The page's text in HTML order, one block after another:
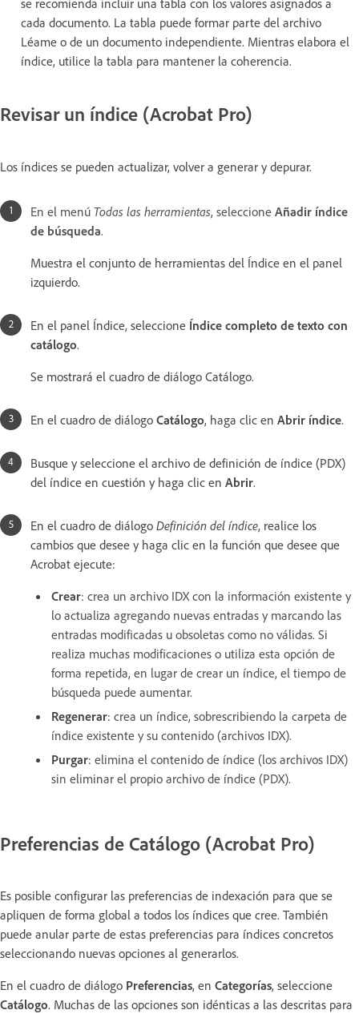
cada documento. La tabla puede formar parte del archivo
Léame o de un documento independiente. Mientras elabora el
índice, utilice la tabla para mantener la coherencia.
Revisar un índice (Acrobat Pro)
Los índices se pueden actualizar, volver a generar y depurar.
En el menú Todas las herramientas, seleccione Añadir índice
de búsqueda.
Muestra el conjunto de herramientas del Índice en el panel
izquierdo.
En el panel Índice, seleccione Índice completo de texto con
catálogo.
Se mostrará el cuadro de diálogo Catálogo.
En el cuadro de diálogo Catálogo, haga clic en Abrir índice.
Busque y seleccione el archivo de definición de índice (PDX)
del índice en cuestión y haga clic en Abrir.
En el cuadro de diálogo Definición del índice, realice los
cambios que desee y haga clic en la función que desee que
Acrobat ejecute:
Crear: crea un archivo IDX con la información existente y
lo actualiza agregando nuevas entradas y marcando las
entradas modificadas u obsoletas como no válidas. Si
realiza muchas modificaciones o utiliza esta opción de
forma repetida, en lugar de crear un índice, el tiempo de
búsqueda puede aumentar.
Regenerar: crea un índice, sobrescribiendo la carpeta de
índice existente y su contenido (archivos IDX).
Purgar: elimina el contenido de índice (los archivos IDX)
sin eliminar el propio archivo de índice (PDX).
Preferencias de Catálogo (Acrobat Pro)
Es posible configurar las preferencias de indexación para que se
apliquen de forma global a todos los índices que cree. También
puede anular parte de estas preferencias para índices concretos
seleccionando nuevas opciones al generarlos.
En el cuadro de diálogo Preferencias, en Categorías, seleccione
Catálogo. Muchas de las opciones son idénticas a las descritas para